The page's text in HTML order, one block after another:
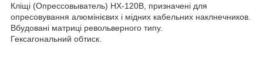
Кліщі (Опрессовыватель) HX-120B, призначені для
опресовування алюмінієвих і мідних кабельних наклнечников.
Вбудовані матриці револьверного типу.
Гексагональний обтиск.